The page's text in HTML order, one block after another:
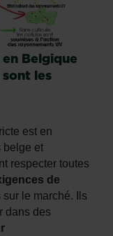
Belgique
les
est en
belge et
respecter toutes
de
le marché. Ils
dans des